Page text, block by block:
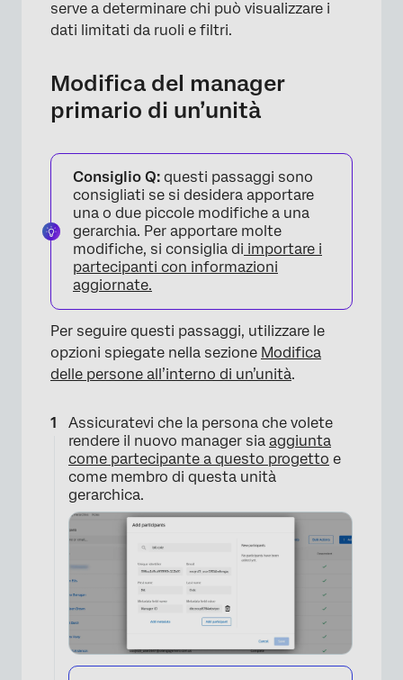
serve a determinare chi può visualizzare i
dati limitati da ruoli e filtri.
Modifica del manager
primario di un’unità
Consiglio Q: questi passaggi sono
consigliati se si desidera apportare
una o due piccole modifiche a una
gerarchia. Per apportare molte
modifiche, si consiglia di importare i
partecipanti con informazioni
aggiornate.
Per seguire questi passaggi, utilizzare le
opzioni spiegate nella sezione Modifica
delle persone all’interno di un’unità.
Assicuratevi che la persona che volete
rendere il nuovo manager sia aggiunta
come partecipante a questo progetto e
come membro di questa unità
gerarchica.